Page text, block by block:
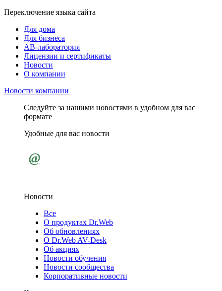
Переключение языка сайта
Для дома
Для бизнеса
АВ-лаборатория
Лицензии и сертификаты
Новости
О компании
Новости компании
Следуйте за нашими новостями в удобном для вас
формате
Удобные для вас новости
@
Новости
Все
О продуктах Dr.Web
Об обновлениях
О Dr.Web AV-Desk
Об акциях
Новости обучения
Новости сообщества
Корпоративные новости